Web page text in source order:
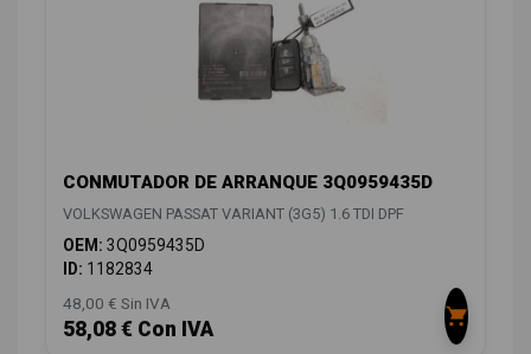
CONMUTADOR DE ARRANQUE 3Q0959435D
VOLKSWAGEN PASSAT VARIANT (3G5) 1.6 TDI DPF
OEM: 3Q0959435D
ID: 1182834
48,00 € Sin IVA
58,08 € Con IVA